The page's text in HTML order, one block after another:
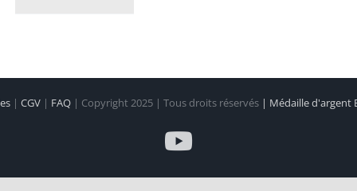
| CGV | FAQ | Copyright 2025 | Tous droits réservés | Médaille d'argent